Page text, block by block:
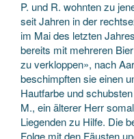
P. und R. wohnten zu
seit Jahren in der
im Mai des letzten
bereits mit mehreren
zu verkloppen», nach
beschimpften sie einen
Hautfarbe und
M., ein älterer Herr
Liegenden zu Hilfe. Die
Folge mit den Fäusten